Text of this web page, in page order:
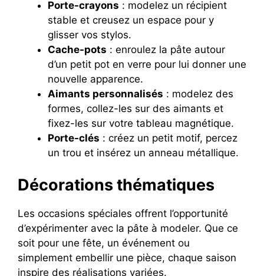
Porte-crayons : modelez un récipient
stable et creusez un espace pour y
glisser vos stylos.
Cache-pots : enroulez la pâte autour
d’un petit pot en verre pour lui donner une
nouvelle apparence.
Aimants personnalisés : modelez des
formes, collez-les sur des aimants et
fixez-les sur votre tableau magnétique.
Porte-clés : créez un petit motif, percez
un trou et insérez un anneau métallique.
Décorations thématiques
Les occasions spéciales offrent l’opportunité
d’expérimenter avec la pâte à modeler. Que ce
soit pour une fête, un événement ou
simplement embellir une pièce, chaque saison
inspire des réalisations variées.